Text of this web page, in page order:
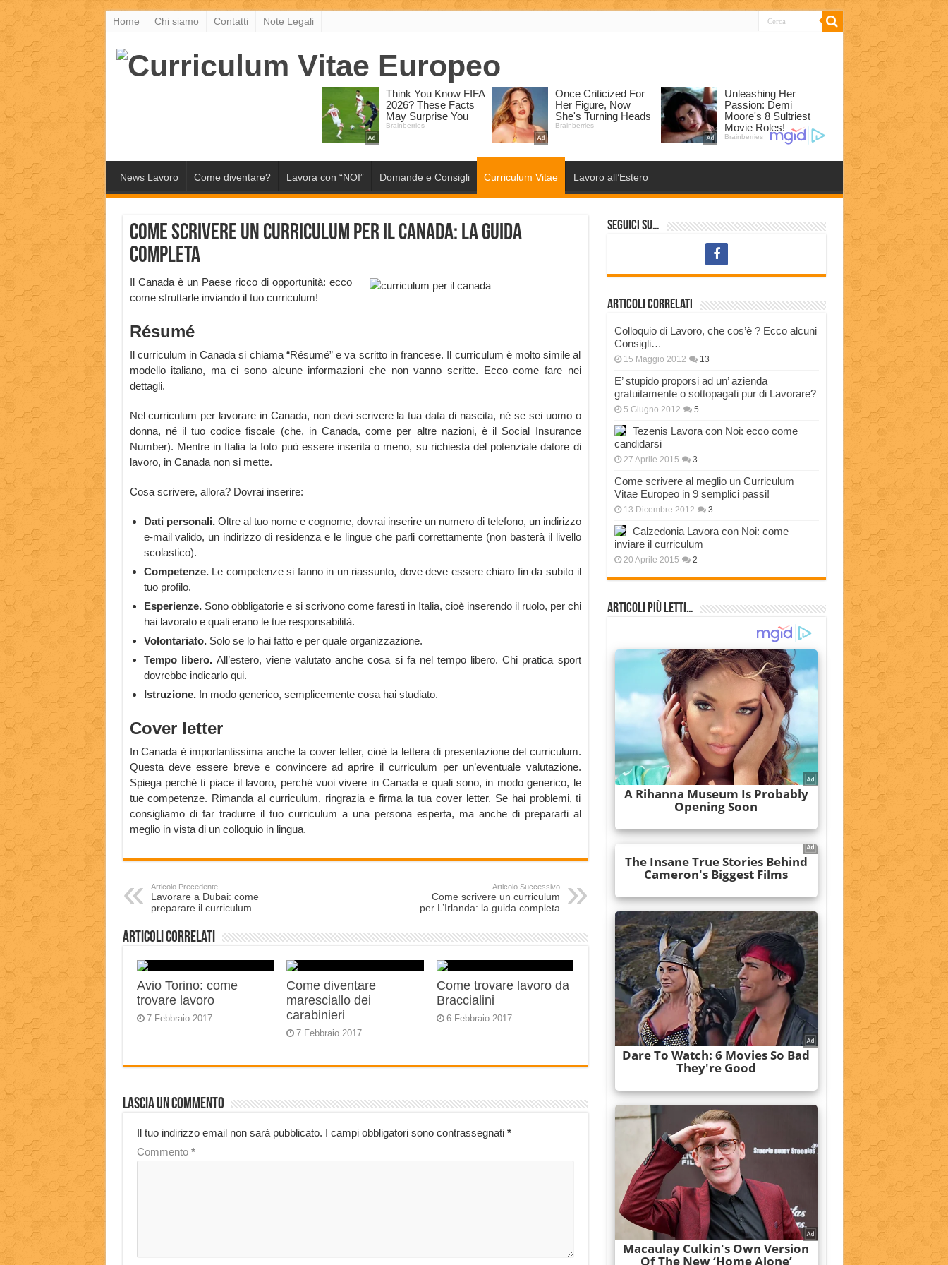
Home Chi siamo Contatti Note Legali
News Lavoro Come diventare? Lavora con “NOI” Domande e Consigli Curriculum Vitae Lavoro all’Estero
Come scrivere un Curriculum per il Canada: la guida
completa
Il Canada è un Paese ricco di opportunità: ecco
come sfruttarle inviando il tuo curriculum!
Résumé
Il curriculum in Canada si chiama “Résumé” e va scritto in francese. Il curriculum è molto simile al
modello italiano, ma ci sono alcune informazioni che non vanno scritte. Ecco come fare nei
dettagli.
Nel curriculum per lavorare in Canada, non devi scrivere la tua data di nascita, né se sei uomo o
donna, né il tuo codice fiscale (che, in Canada, come per altre nazioni, è il Social Insurance
Number). Mentre in Italia la foto può essere inserita o meno, su richiesta del potenziale datore di
lavoro, in Canada non si mette.
Cosa scrivere, allora? Dovrai inserire:
Dati personali. Oltre al tuo nome e cognome, dovrai inserire un numero di telefono, un indirizzo
e-mail valido, un indirizzo di residenza e le lingue che parli correttamente (non basterà il livello
scolastico).
Competenze. Le competenze si fanno in un riassunto, dove deve essere chiaro fin da subito il
tuo profilo.
Esperienze. Sono obbligatorie e si scrivono come faresti in Italia, cioè inserendo il ruolo, per chi
hai lavorato e quali erano le tue responsabilità.
Volontariato. Solo se lo hai fatto e per quale organizzazione.
Tempo libero. All’estero, viene valutato anche cosa si fa nel tempo libero. Chi pratica sport
dovrebbe indicarlo qui.
Istruzione. In modo generico, semplicemente cosa hai studiato.
Cover letter
In Canada è importantissima anche la cover letter, cioè la lettera di presentazione del curriculum.
Questa deve essere breve e convincere ad aprire il curriculum per un’eventuale valutazione.
Spiega perché ti piace il lavoro, perché vuoi vivere in Canada e quali sono, in modo generico, le
tue competenze. Rimanda al curriculum, ringrazia e firma la tua cover letter. Se hai problemi, ti
consigliamo di far tradurre il tuo curriculum a una persona esperta, ma anche di prepararti al
meglio in vista di un colloquio in lingua.
Articolo Precedente
Lavorare a Dubai: come
preparare il curriculum
Articolo Successivo
Come scrivere un curriculum
per L’Irlanda: la guida completa
Articoli correlati
Avio Torino: come
trovare lavoro
7 Febbraio 2017
Come diventare
maresciallo dei
carabinieri
7 Febbraio 2017
Come trovare lavoro da
Braccialini
6 Febbraio 2017
Lascia un commento
Il tuo indirizzo email non sarà pubblicato. I campi obbligatori sono contrassegnati *
Commento *
Seguici su…
Articoli correlati
Colloquio di Lavoro, che cos’è ? Ecco alcuni
Consigli…
15 Maggio 2012 13
E’ stupido proporsi ad un’ azienda
gratuitamente o sottopagati pur di Lavorare?
5 Giugno 2012 5
Tezenis Lavora con Noi: ecco come
candidarsi
27 Aprile 2015 3
Come scrivere al meglio un Curriculum
Vitae Europeo in 9 semplici passi!
13 Dicembre 2012 3
Calzedonia Lavora con Noi: come
inviare il curriculum
20 Aprile 2015 2
Articoli più Letti…